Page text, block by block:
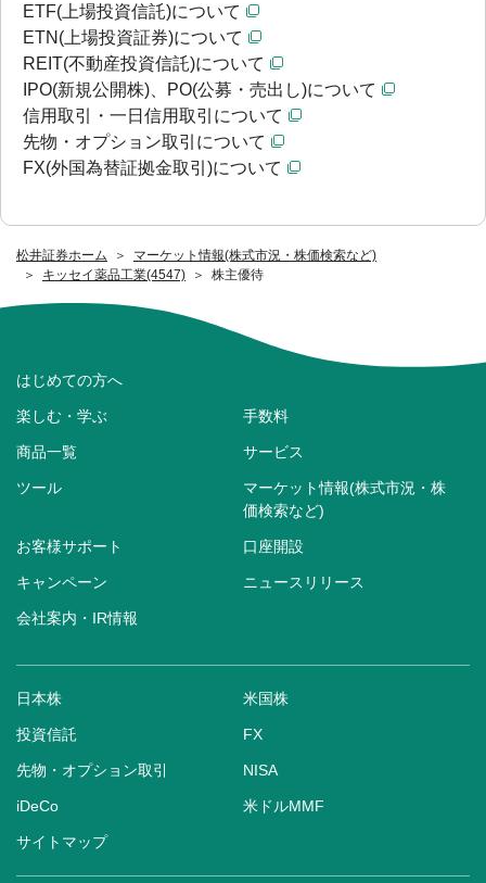
松井証券ホーム
マーケット情報(株式市況・株価検索など)
キッセイ薬品工業(4547)
株主優待
ETF(上場投資信託)について
ETN(上場投資証券)について
REIT(不動産投資信託)について
IPO(新規公開株)、PO(公募・売出し)について
信用取引・一日信用取引について
先物・オプション取引について
FX(外国為替証拠金取引)について
はじめての方へ
楽しむ・学ぶ 手数料
商品一覧 サービス
ツール
マーケット情報(株式市況・株
価検索など)
お客様サポート 口座開設
キャンペーン ニュースリリース
会社案内・IR情報
日本株 米国株
投資信託 FX
先物・オプション取引 NISA
iDeCo 米ドルMMF
サイトマップ